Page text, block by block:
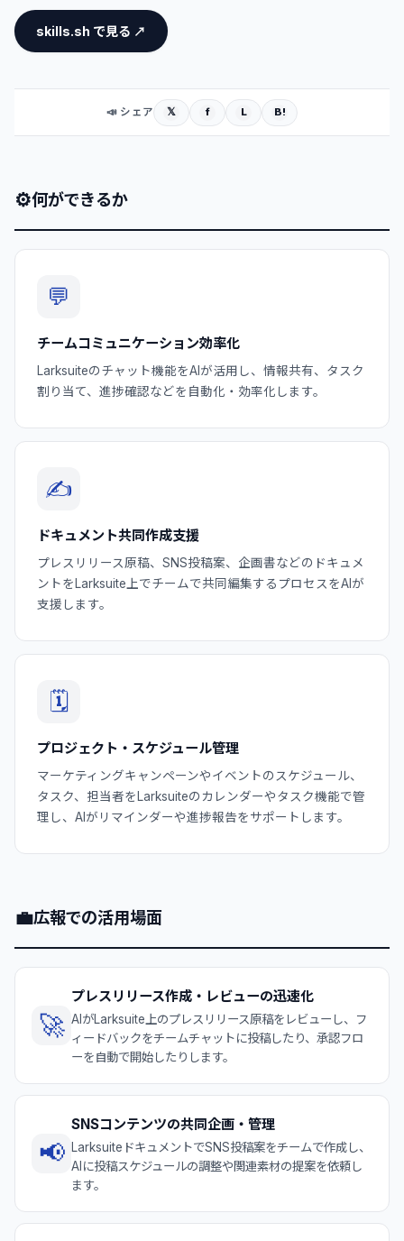
skills.sh で見る ↗
📣 シェア 𝕏 f L B!
⚙何ができるか
💬
チームコミュニケーション効率化
Larksuiteのチャット機能をAIが活用し、情報共有、タスク
割り当て、進捗確認などを自動化・効率化します。
✍️
ドキュメント共同作成支援
プレスリリース原稿、SNS投稿案、企画書などのドキュメ
ントをLarksuite上でチームで共同編集するプロセスをAIが
支援します。
🗓️
プロジェクト・スケジュール管理
マーケティングキャンペーンやイベントのスケジュール、
タスク、担当者をLarksuiteのカレンダーやタスク機能で管
理し、AIがリマインダーや進捗報告をサポートします。
💼広報での活用場面
🚀
プレスリリース作成・レビューの迅速化
AIがLarksuite上のプレスリリース原稿をレビューし、フ
ィードバックをチームチャットに投稿したり、承認フロ
ーを自動で開始したりします。
📢
SNSコンテンツの共同企画・管理
LarksuiteドキュメントでSNS投稿案をチームで作成し、
AIに投稿スケジュールの調整や関連素材の提案を依頼し
ます。